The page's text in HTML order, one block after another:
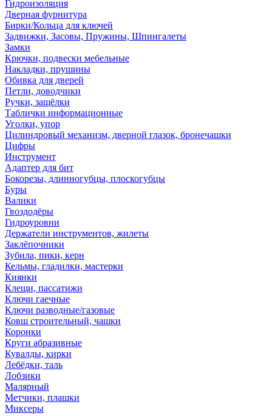
Гидроизоляция
Дверная фурнитура
Бирки/Кольца для ключей
Задвижки, Засовы, Пружины, Шпингалеты
Замки
Крючки, подвески мебельные
Накладки, прушины
Обивка для дверей
Петли, доводчики
Ручки, защёлки
Таблички информационные
Уголки, упор
Цилиндровый механизм, дверной глазок, бронечашки
Цифры
Инструмент
Адаптер для бит
Бокорезы, длинногубцы, плоскогубцы
Буры
Валики
Гвоздодёры
Гидроуровни
Держатели инструментов, жилеты
Заклёпочники
Зубила, пики, керн
Кельмы, гладилки, мастерки
Киянки
Клещи, пассатижи
Ключи гаечные
Ключи разводные/газовые
Ковш строительный, чашки
Коронки
Круги абразивные
Кувалды, кирки
Лебёдки, таль
Лобзики
Малярный
Метчики, плашки
Миксеры